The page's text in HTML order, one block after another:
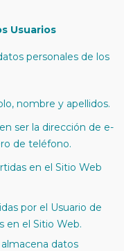
Usuarios
personales de los
nombre y apellidos.
ser la dirección de e-
de teléfono.
en el Sitio Web
por el Usuario de
en el Sitio Web.
datos